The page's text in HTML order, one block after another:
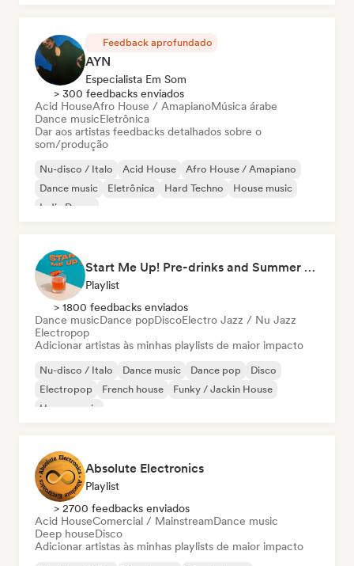
Feedback aprofundado
AYN
Especialista Em Som
> 300 feedbacks enviados
Acid HouseAfro House / AmapianoMúsica árabe
Dance musicEletrônica
Dar aos artistas feedbacks detalhados sobre o
som/produção
Nu-disco / Italo Acid House
Afro House / Amapiano
Dance music
Eletrônica Hard Techno
House music
Indie Dance
Start Me Up! Pre-drinks and Summer Party 🍹
Playlist
> 1800 feedbacks enviados
Dance musicDance popDiscoElectro Jazz / Nu Jazz
Electropop
Adicionar artistas às minhas playlists de maior impacto
Nu-disco / Italo Dance music Dance pop
Disco
Electropop
French house
Funky / Jackin House
House music
Absolute Electronics
Playlist
> 2700 feedbacks enviados
Acid HouseComercial / MainstreamDance music
Deep houseDisco
Adicionar artistas às minhas playlists de maior impacto